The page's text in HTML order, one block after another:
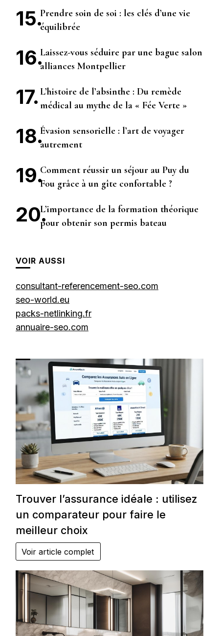
Prendre soin de soi : les clés d’une vie
équilibrée
Laissez-vous séduire par une bague salon
alliances Montpellier
L’histoire de l’absinthe : Du remède
médical au mythe de la « Fée Verte »
Évasion sensorielle : l’art de voyager
autrement
Comment réussir un séjour au Puy du
Fou grâce à un gîte confortable ?
L’importance de la formation théorique
pour obtenir son permis bateau
VOIR AUSSI
consultant-referencement-seo.com
seo-world.eu
packs-netlinking.fr
annuaire-seo.com
Trouver l’assurance idéale : utilisez
un comparateur pour faire le
meilleur choix
Voir article complet